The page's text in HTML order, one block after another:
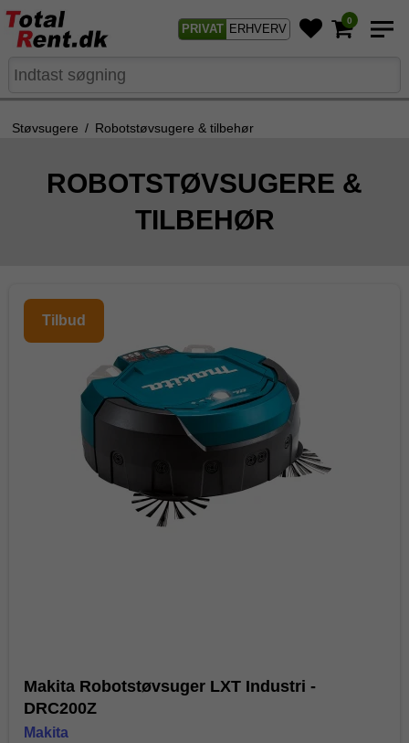
PRIVAT ERHVERV
0
Støvsugere / Robotstøvsugere & tilbehør
ROBOTSTØVSUGERE &
TILBEHØR
Tilbud
Makita Robotstøvsuger LXT Industri -
DRC200Z
Makita